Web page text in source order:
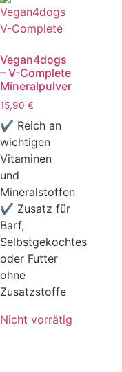
Vegan4dogs
– V-Complete
Mineralpulver
15,90 €
✔ Reich an
wichtigen
Vitaminen
und
Mineralstoffen
✔ Zusatz für
Barf,
Selbstgekochtes
oder Futter
ohne
Zusatzstoffe
Nicht vorrätig